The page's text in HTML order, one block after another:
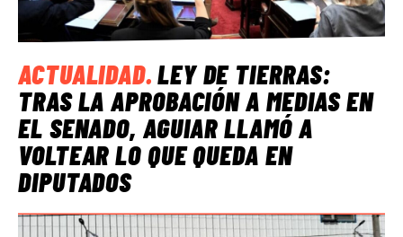
ACTUALIDAD.LEY DE TIERRAS:
TRAS LA APROBACIÓN A MEDIAS EN
EL SENADO, AGUIAR LLAMÓ A
VOLTEAR LO QUE QUEDA EN
DIPUTADOS